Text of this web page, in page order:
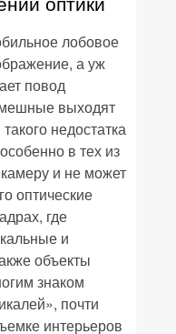
лобовое
а уж
повод
выходят
недостатка
в тех из
и не может
оптические
где
и
объекты
знаком
почти
интерьеров